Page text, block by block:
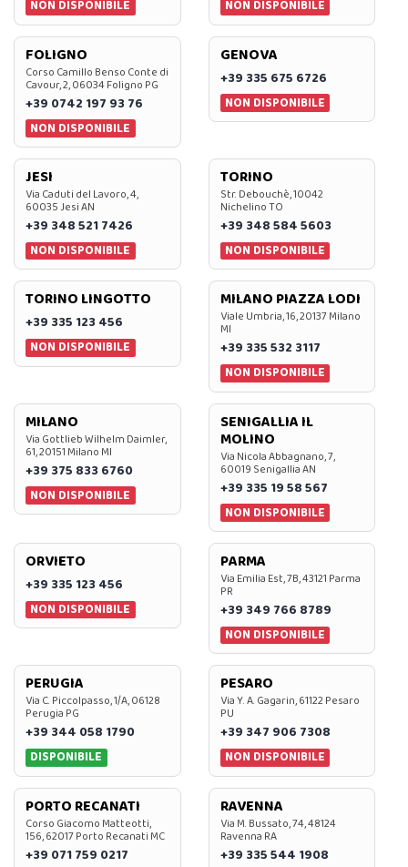
NON DISPONIBILE
NON DISPONIBILE
FOLIGNO
Corso Camillo Benso Conte di
Cavour, 2, 06034 Foligno PG
+39 0742 197 93 76
NON DISPONIBILE
GENOVA
+39 335 675 6726
NON DISPONIBILE
JESI
Via Caduti del Lavoro, 4,
60035 Jesi AN
+39 348 521 7426
NON DISPONIBILE
TORINO
Str. Debouchè, 10042
Nichelino TO
+39 348 584 5603
NON DISPONIBILE
TORINO LINGOTTO
+39 335 123 456
NON DISPONIBILE
MILANO PIAZZA LODI
Viale Umbria, 16, 20137 Milano
MI
+39 335 532 3117
NON DISPONIBILE
MILANO
Via Gottlieb Wilhelm Daimler,
61, 20151 Milano MI
+39 375 833 6760
NON DISPONIBILE
SENIGALLIA IL
MOLINO
Via Nicola Abbagnano, 7,
60019 Senigallia AN
+39 335 19 58 567
NON DISPONIBILE
ORVIETO
+39 335 123 456
NON DISPONIBILE
PARMA
Via Emilia Est, 7B, 43121 Parma
PR
+39 349 766 8789
NON DISPONIBILE
PERUGIA
Via C. Piccolpasso, 1/A, 06128
Perugia PG
+39 344 058 1790
DISPONIBILE
PESARO
Via Y. A. Gagarin, 61122 Pesaro
PU
+39 347 906 7308
NON DISPONIBILE
PORTO RECANATI
Corso Giacomo Matteotti,
156, 62017 Porto Recanati MC
+39 071 759 0217
RAVENNA
Via M. Bussato, 74, 48124
Ravenna RA
+39 335 544 1908